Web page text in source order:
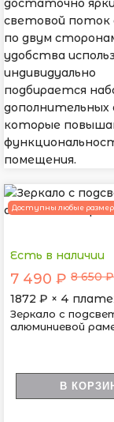
достаточно
световой
по двум
удобства
индивидуально
подбирается
дополнительных
которые
помещения.
Доступны любые
Есть в наличии
7 490 ₽ 8 650 ₽
1872 ₽ × 4
Зеркало с
алюминиевой
В